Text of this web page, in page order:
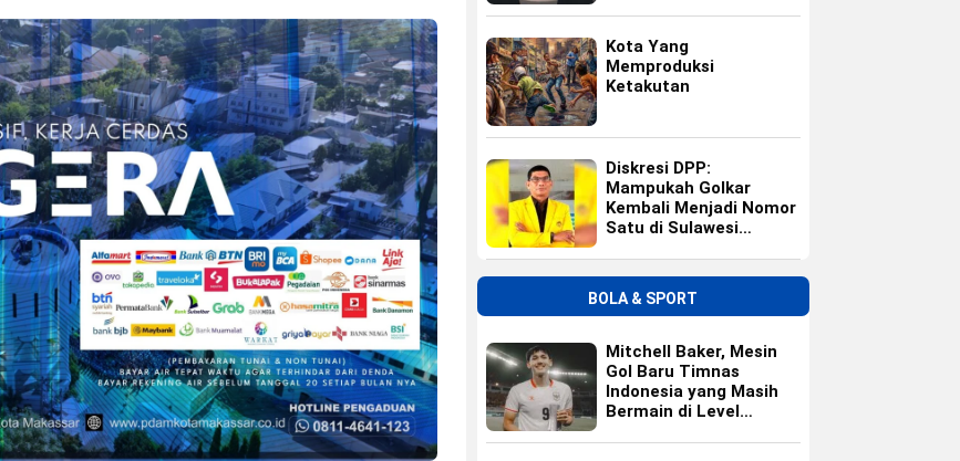
Kota Yang
Memproduksi
Ketakutan
Diskresi DPP:
Mampukah Golkar
Kembali Menjadi Nomor
Satu di Sulawesi
BOLA & SPORT
Mitchell Baker, Mesin
Gol Baru Timnas
Indonesia yang Masih
Bermain di Level